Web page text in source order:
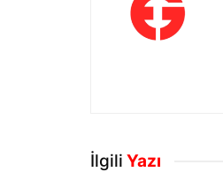
İlgili Yazı